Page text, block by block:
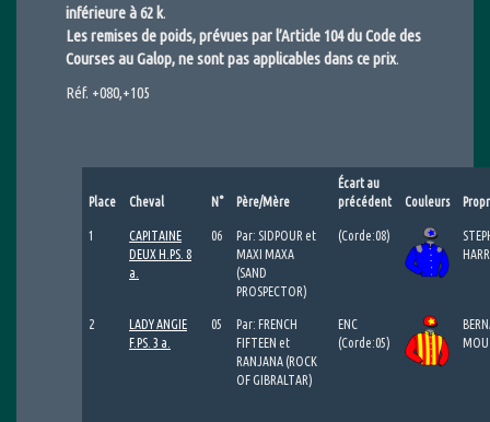
inférieure à 62 k.
Les remises de poids, prévues par l’Article 104 du Code des
Courses au Galop, ne sont pas applicables dans ce prix.
Réf. +080,+105
Place Cheval N° Père/Mère
Écart au
précédent
Couleurs
1
CAPITAINE
DEUX H.PS. 8
a.
06
Par: SIDPOUR et
MAXI MAXA
(SAND
PROSPECTOR)
(Corde:08)
2
LADY ANGIE
F.PS. 3 a.
05
Par: FRENCH
FIFTEEN et
RANJANA (ROCK
OF GIBRALTAR)
ENC
(Corde:05)